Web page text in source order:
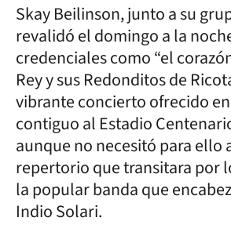
Skay Beilinson, junto a su
revalidó el domingo a la
credenciales como “el
Rey y sus Redonditos de
vibrante concierto ofrecido
contiguo al Estadio
aunque no necesitó para ello
repertorio que transitara por
la popular banda que
Indio Solari.